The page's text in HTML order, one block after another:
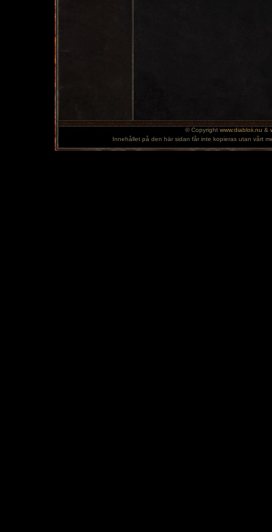
© Copyright www.diabloii.nu &
Innehållet på den här sidan får inte kopieras utan vårt